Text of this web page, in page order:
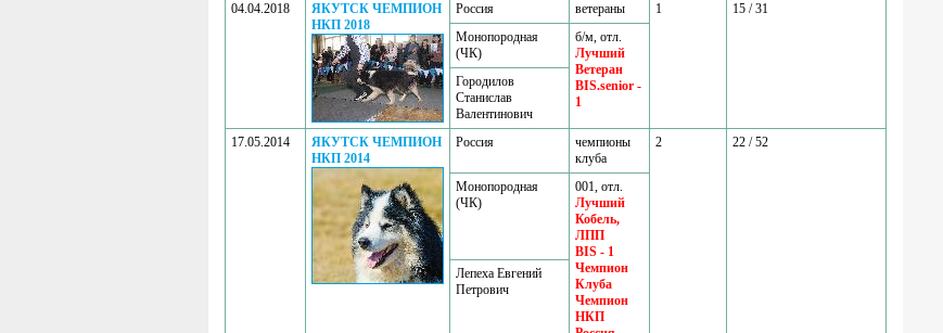
04.04.2018
ЯКУТСК ЧЕМПИОН
НКП 2018
Россия ветераны 1
15 / 31
Монопородная
(ЧК)
б/м, отл.
Лучший
Ветеран
BIS.senior -
1
Городилов
Станислав
Валентинович
17.05.2014
ЯКУТСК ЧЕМПИОН
НКП 2014
Россия
чемпионы
клуба
2 22 / 52
Монопородная
(ЧК)
001, отл.
Лучший
Кобель,
ЛПП
BIS - 1
Чемпион
Клуба
Чемпион
НКП
Лепеха Евгений
Петрович